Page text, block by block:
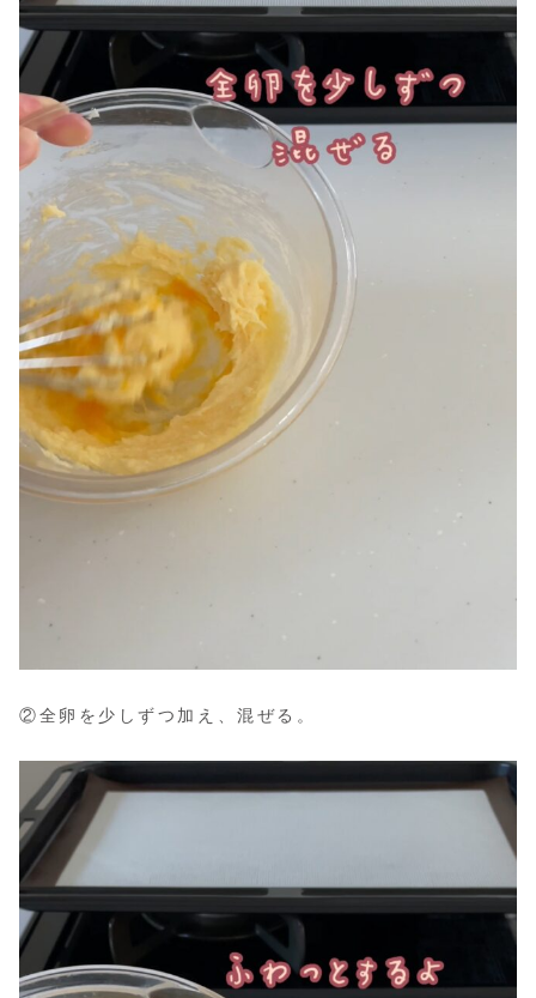
②全卵を少しずつ加え、混ぜる。